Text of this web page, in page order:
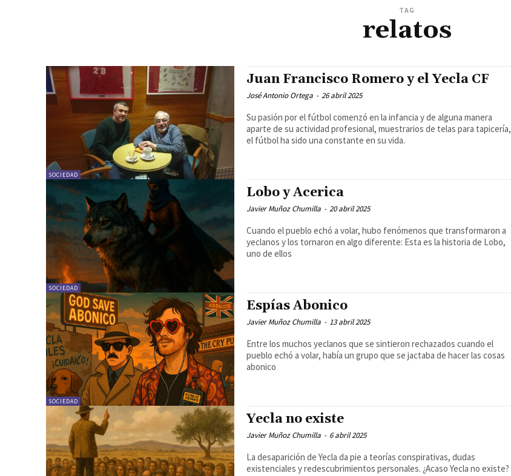
TAG
relatos
SOCIEDAD
Juan Francisco Romero y el Yecla CF
José Antonio Ortega - 26 abril 2025
Su pasión por el fútbol comenzó en la infancia y de alguna manera
aparte de su actividad profesional, muestrarios de telas para tapicería,
el fútbol ha sido una constante en su vida.
SOCIEDAD
Lobo y Acerica
Javier Muñoz Chumilla - 20 abril 2025
Cuando el pueblo echó a volar, hubo fenómenos que transformaron a
yeclanos y los tornaron en algo diferente: Esta es la historia de Lobo,
uno de ellos
SOCIEDAD
Espías Abonico
Javier Muñoz Chumilla - 13 abril 2025
Entre los muchos yeclanos que se sintieron rechazados cuando el
pueblo echó a volar, había un grupo que se jactaba de hacer las cosas
abonico
Yecla no existe
Javier Muñoz Chumilla - 6 abril 2025
La desaparición de Yecla da pie a teorías conspirativas, dudas
existenciales y redescubrimientos personales. ¿Acaso Yecla no existe?